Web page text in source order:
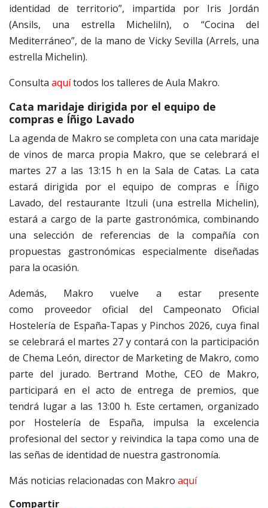
identidad de territorio”, impartida por Iris Jordán
(Ansils, una estrella Micheliln), o “Cocina del
Mediterráneo”, de la mano de Vicky Sevilla (Arrels, una
estrella Michelin).
Consulta aquítodos los talleres de Aula Makro.
Cata maridaje dirigida por el equipo de
compras e Íñigo Lavado
La agenda de Makro se completa con una cata maridaje
de vinos de marca propia Makro, que se celebrará el
martes 27 a las 13:15 h en la Sala de Catas. La cata
estará dirigida por el equipo de compras e Íñigo
Lavado, del restaurante Itzuli (una estrella Michelin),
estará a cargo de la parte gastronómica, combinando
una selección de referencias de la compañía con
propuestas gastronómicas especialmente diseñadas
para la ocasión.
Además, Makro vuelve a estar presente
como proveedor oficial del Campeonato Oficial
Hostelería de España-Tapas y Pinchos 2026, cuya final
se celebrará el martes 27 y contará con la participación
de Chema León, director de Marketing de Makro, como
parte del jurado. Bertrand Mothe, CEO de Makro,
participará en el acto de entrega de premios, que
tendrá lugar a las 13:00 h. Este certamen, organizado
por Hostelería de España, impulsa la excelencia
profesional del sector y reivindica la tapa como una de
las señas de identidad de nuestra gastronomía.
Más noticias relacionadas con Makro aquí
Compartir